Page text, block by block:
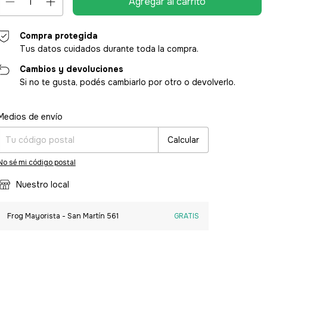
Compra protegida
Tus datos cuidados durante toda la compra.
Cambios y devoluciones
Si no te gusta, podés cambiarlo por otro o devolverlo.
para el CP:
de envío
Calcular
sé mi código postal
Nuestro local
Frog Mayorista - San Martín 561 GRATIS